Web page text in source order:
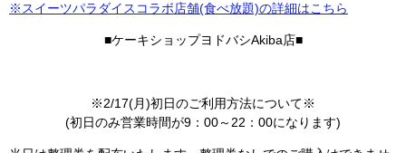
※スイーツパラダイスコラボ店舗(食べ放題)の詳細はこちら
■ケーキショップヨドバシAkiba店■
※2/17(月)初日のご利用方法について※
(初日のみ営業時間が9：00～22：00になります)